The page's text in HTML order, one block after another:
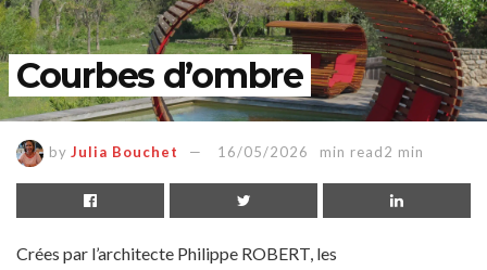
Courbes d’ombre
by Julia Bouchet 16/05/2026 min read2 min
Crées par l’architecte Philippe ROBERT, les